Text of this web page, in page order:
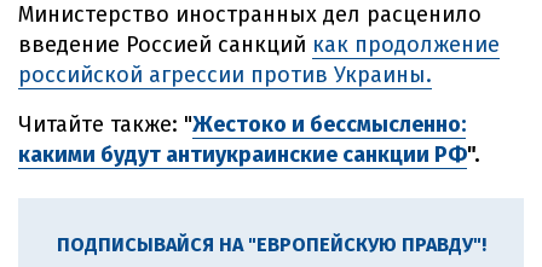
Министерство иностранных дел расценило
введение Россией санкций как продолжение
российской агрессии против Украины.
Читайте также: "Жестоко и бессмысленно:
какими будут антиукраинские санкции РФ".
ПОДПИСЫВАЙСЯ НА "ЕВРОПЕЙСКУЮ ПРАВДУ"!